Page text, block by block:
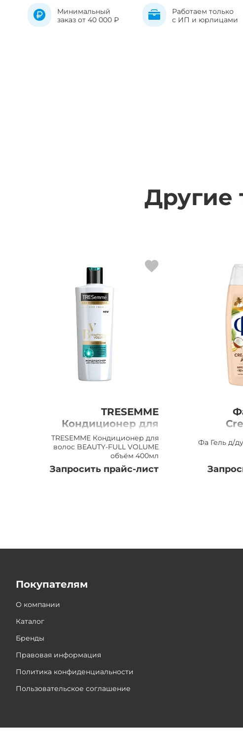
Минимальный
заказ от 40 000 ₽
Работаем только
с ИП и юрлицами
Другие
TRESEMME
Кондиционер для
волос BEAUTY-FULL
VOLUME объём,
400мл
TRESEMME Кондиционер для
волос BEAUTY-FULL VOLUME
объём 400мл
Запросить прайс-лист
Фа Гель д/
Покупателям
О компании
Каталог
Бренды
Правовая информация
Политика конфиденциальности
Пользовательское соглашение